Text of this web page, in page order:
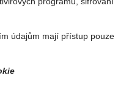
údajům mají přístup pouze